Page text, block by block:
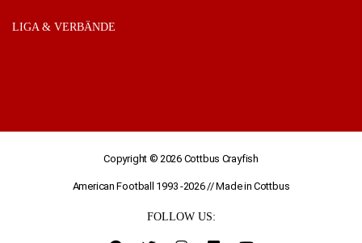
LIGA & VERBÄNDE
Copyright © 2026 Cottbus Crayfish
American Football 1993 -2026 // Made in Cottbus
FOLLOW US: